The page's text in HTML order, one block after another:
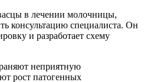
в лечении молочницы,
консультацию специалиста. Он
и разработает схему
неприятную
рост патогенных